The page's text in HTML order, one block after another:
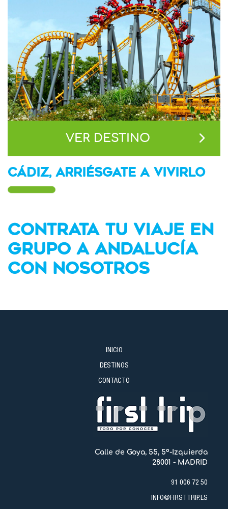
VER DESTINO
CÁDIZ, ARRIÉSGATE A VIVIRLO
CONTRATA TU VIAJE EN
GRUPO A ANDALUCÍA
CON NOSOTROS
INICIO
DESTINOS
CONTACTO
Calle de Goya, 55, 5º-Izquierda
28001 - MADRID
91 006 72 50
INFO@FIRSTTRIP.ES